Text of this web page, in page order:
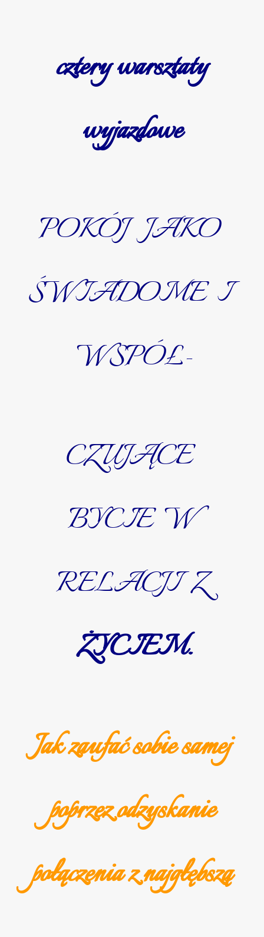
cztery warsztaty
wyjazdowe
POKÓJ JAKO
ŚWIADOME I
WSPÓŁ-
CZUJĄCE
BYCIE W
RELACJI Z
ŻYCIEM.
Jak zaufać sobie samej
poprzez odzyskanie
połączenia z najgłębszą